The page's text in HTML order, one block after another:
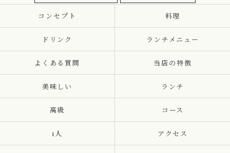
コンセプト 料理
ドリンク ランチメニュー
よくある質問 当店の特徴
美味しい ランチ
高級 コース
1人 アクセス